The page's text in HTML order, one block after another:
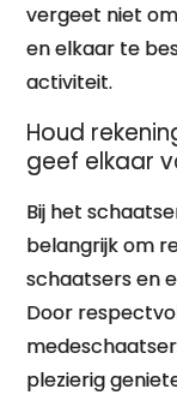
vergeet niet
en elkaar te
activiteit.
Houd
geef elkaar
Bij het
belangrijk om
schaatsers en
Door
plezierig